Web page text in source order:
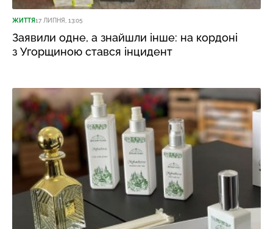
ЖИТТЯ17 ЛИПНЯ, 13:05
Заявили одне, а знайшли інше: на кордоні
з Угорщиною стався інцидент